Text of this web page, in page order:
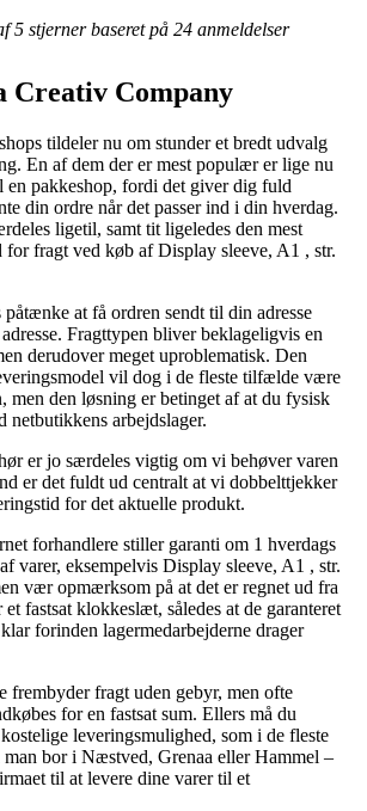
5 stjerner baseret på 24 anmeldelser
Creativ Company
tildeler nu om stunder et bredt udvalg
En af dem der er mest populær er lige nu
en pakkeshop, fordi det giver dig fuld
din ordre når det passer ind i din hverdag.
ligetil, samt tit ligeledes den mest
for fragt ved køb af Display sleeve, A1 , str.
at få ordren sendt til din adresse
Fragttypen bliver beklageligvis en
derudover meget uproblematisk. Den
vil dog i de fleste tilfælde være
men den løsning er betinget af at du fysisk
arbejdslager.
er jo særdeles vigtig om vi behøver varen
er det fuldt ud centralt at vi dobbelttjekker
for det aktuelle produkt.
forhandlere stiller garanti om 1 hverdags
varer, eksempelvis Display sleeve, A1 , str.
vær opmærksom på at det er regnet ud fra
fastsat klokkeslæt, således at de garanteret
forinden lagermedarbejderne drager
frembyder fragt uden gebyr, men ofte
for en fastsat sum. Ellers må du
leveringsmulighed, som i de fleste
bor i Næstved, Grenaa eller Hammel –
til at levere dine varer til et